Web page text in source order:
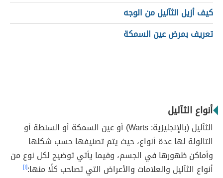
كيف أزيل الثآليل من الوجه
تعريف بمرض عين السمكة
أنواع الثآليل
الثآليل (بالإنجليزية: Warts) أو عين السمكة أو السنطة أو
التالولة لها عدة أنواع، حيث يتم تصنيفها حسب شكلها
وأماكن ظهورها في الجسم، وفيما يأتي توضيح لكل نوع من
أنواع الثآليل والعلامات والأعراض التي تصاحب كلًا منها:[١]